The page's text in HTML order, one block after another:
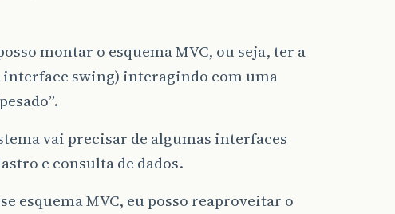
montar o esquema MVC, ou seja, ter a
interface swing) interagindo com uma
vai precisar de algumas interfaces
e consulta de dados.
esquema MVC, eu posso reaproveitar o